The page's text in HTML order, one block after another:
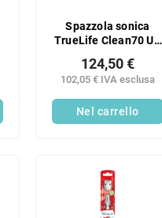
Spazzola sonica
TrueLife Clean70 UV
102,05 € IVA esclusa
124,50 €
Nel carrello